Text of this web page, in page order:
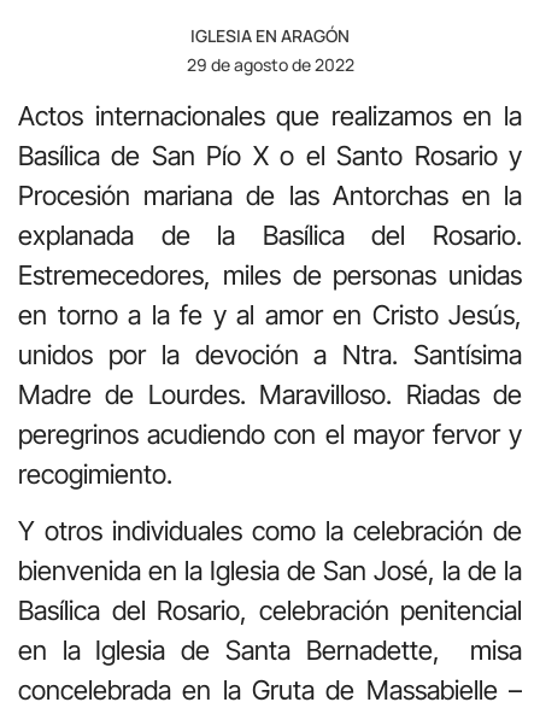
IGLESIA EN ARAGÓN
29 de agosto de 2022
Actos internacionales que realizamos en la
Basílica de San Pío X o el Santo Rosario y
Procesión mariana de las Antorchas en la
explanada de la Basílica del Rosario.
Estremecedores, miles de personas unidas
en torno a la fe y al amor en Cristo Jesús,
unidos por la devoción a Ntra. Santísima
Madre de Lourdes. Maravilloso. Riadas de
peregrinos acudiendo con el mayor fervor y
recogimiento.
Y otros individuales como la celebración de
bienvenida en la Iglesia de San José, la de la
Basílica del Rosario, celebración penitencial
en la Iglesia de Santa Bernadette, misa
concelebrada en la Gruta de Massabielle –